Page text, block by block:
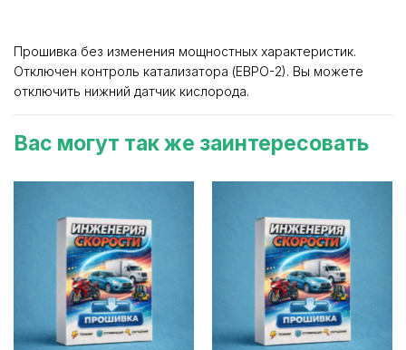
Прошивка без изменения мощностных характеристик.
Отключен контроль катализатора (ЕВРО-2). Вы можете
отключить нижний датчик кислорода.
Вас могут так же заинтересовать